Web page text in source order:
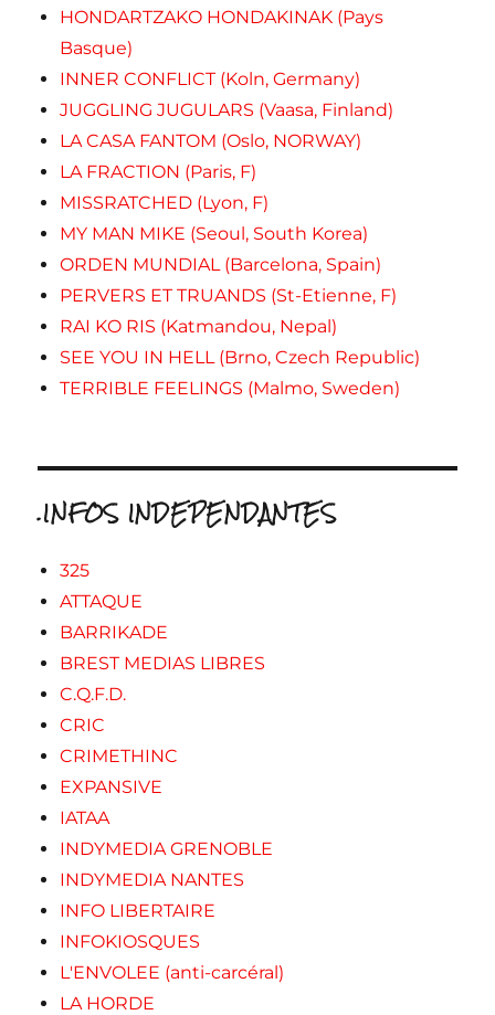
HONDARTZAKO HONDAKINAK (Pays
Basque)
INNER CONFLICT (Koln, Germany)
JUGGLING JUGULARS (Vaasa, Finland)
LA CASA FANTOM (Oslo, NORWAY)
LA FRACTION (Paris, F)
MISSRATCHED (Lyon, F)
MY MAN MIKE (Seoul, South Korea)
ORDEN MUNDIAL (Barcelona, Spain)
PERVERS ET TRUANDS (St-Etienne, F)
RAI KO RIS (Katmandou, Nepal)
SEE YOU IN HELL (Brno, Czech Republic)
TERRIBLE FEELINGS (Malmo, Sweden)
.INFOS INDEPENDANTES
325
ATTAQUE
BARRIKADE
BREST MEDIAS LIBRES
C.Q.F.D.
CRIC
CRIMETHINC
EXPANSIVE
IATAA
INDYMEDIA GRENOBLE
INDYMEDIA NANTES
INFO LIBERTAIRE
INFOKIOSQUES
L'ENVOLEE (anti-carcéral)
LA HORDE